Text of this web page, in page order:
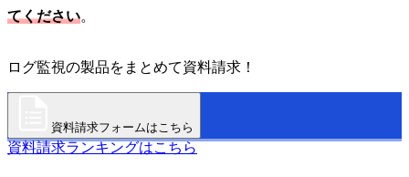
てください。
ログ監視の製品をまとめて資料請求！
資料請求フォームはこちら
資料請求ランキングはこちら